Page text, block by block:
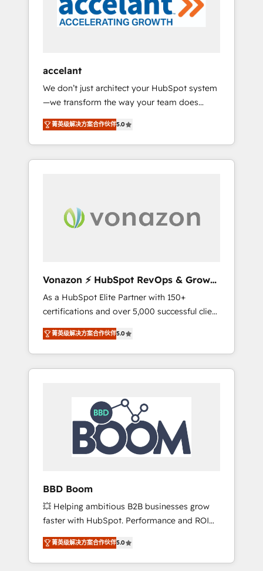
in the ecosystem, Huble has built a track
record that speaks for itself. One company,
Singapore, and South Africa. Certified
compliant with ISO/IEC 27001:2022 and ISO
9001:2015 across all seven international
offices and 175+ employees.
accelant
We don’t just architect your HubSpot system
—we transform the way your team does
business. As an Elite HubSpot Solutions
Partner, we specialize in creating tailored,
end-to-end CRM solutions that accelerate
growth, improve operational efficiency, and
time to deeply understand your unique
needs, crafting custom strategies that deliver
responsiveness, and ongoing support, we
equip your team to adopt new systems with
confidence and achieve a unified, data-
driven approach to customer engagement.
菁英级解决方案合作伙伴5.0
Vonazon ⚡ HubSpot RevOps & Growth
Strategy Experts
As a HubSpot Elite Partner with 150+
certifications and over 5,000 successful client
engagements, Vonazon turns marketing
complexity into measurable, scalable growth.
From onboarding to enterprise-grade
campaigns, our in-house team builds scalable
HubSpot Integration & Optimization •
Seamless CRM, CMS, and automation setup •
Complex platform migrations and data
cleanups • Custom APIs and third-party
integrations 📈 End-to-End Revenue
tools and CRM optimization • Retention
strategies with customer journey mapping 🏅
Elite-Level HubSpot Execution • 750+
onboardings and 2,000+ implementations •
Deep expertise across marketing, sales, and
service hubs • Built-in flexibility for startups
菁英级解决方案合作伙伴5.0
BBD Boom
💥 Helping ambitious B2B businesses grow
faster with HubSpot. Performance and ROI
focused. 💥 BBD Boom is the HubSpot
partner that can help you to HubSpot Better.
We work with your teams to solve all your
菁英级解决方案合作伙伴5.0